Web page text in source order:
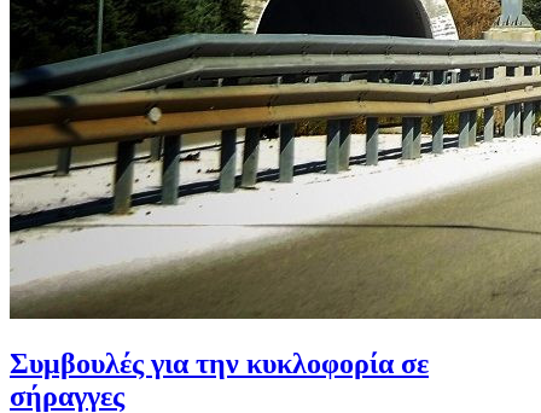
Συμβουλές για την κυκλοφορία σε
σήραγγες